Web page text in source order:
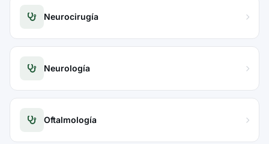
Neurocirugía
Neurología
Oftalmología